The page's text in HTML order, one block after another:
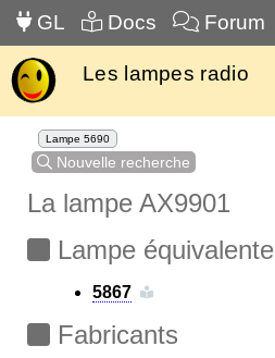
GL Docs Forum
Les lampes radio
Lampe 5690
Nouvelle recherche
La lampe AX9901
Lampe équivalente
5867
Fabricants